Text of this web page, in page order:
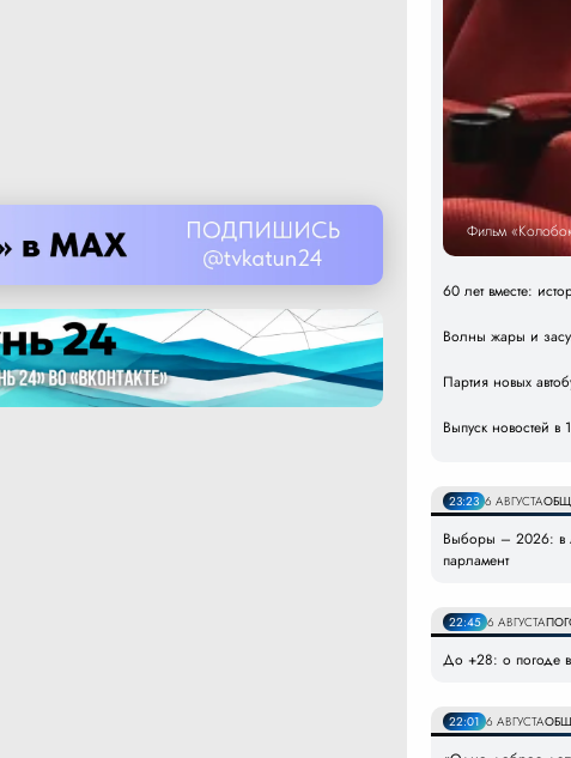
Фильм
60 лет вместе:
Волны жары и
Партия новых
Выпуск новостей в
23:23 6 АВГУСТА
Выборы – 2026: в
парламент
22:45 6 АВГУСТА
До +28: о погоде в
22:01 6 АВГУСТА